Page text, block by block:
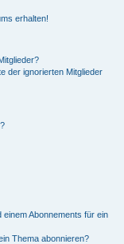
erhalten!
der ignorierten Mitglieder
Abonnements für ein
Thema abonnieren?